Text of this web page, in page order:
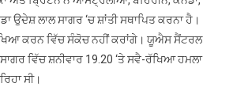
ਉਦੇਸ਼ ਲਾਲ ਸਾਗਰ ‘ਚ ਸ਼ਾਂਤੀ ਸਥਾਪਿਤ ਕਰਨਾ ਹੈ।
ਕਰਨ ਵਿੱਚ ਸੰਕੋਚ ਨਹੀਂ ਕਰਾਂਗੇ। ਯੂਐਸ ਸੈਂਟਰਲ
ਵਿੱਚ ਸ਼ਨੀਵਾਰ 19.20 ‘ਤੇ ਸਵੈ-ਰੱਖਿਆ ਹਮਲਾ
ਸੀ।